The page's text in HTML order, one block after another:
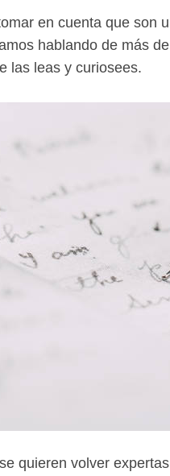
en cuenta que son
hablando de más
las leas y curiosees.
quieren volver